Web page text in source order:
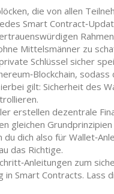
die von allen
Smart
Mittelsmänner zu
Schlüssel sicher
sodass
gilt: Sicherheit des
erstellen dezentrale
gleichen Grundprinzipien
dich also für
das Richtige.
zum
Smart Contracts. Lass